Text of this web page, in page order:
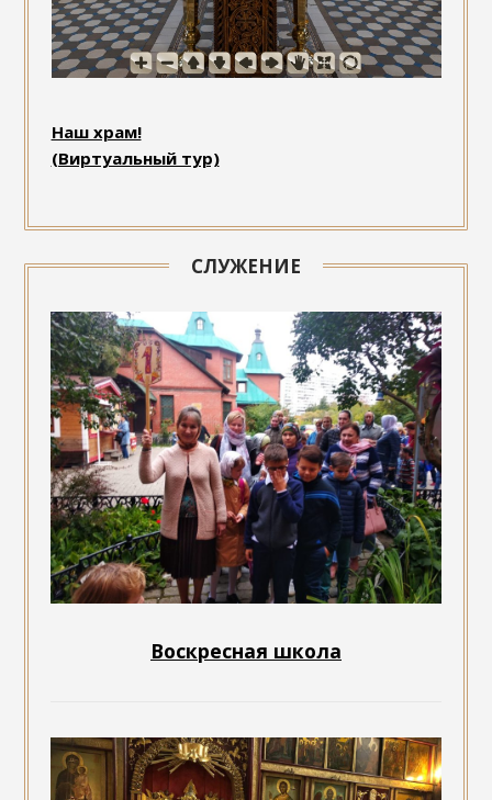
Наш храм!
(Виртуальный тур)
СЛУЖЕНИЕ
Воскресная школа